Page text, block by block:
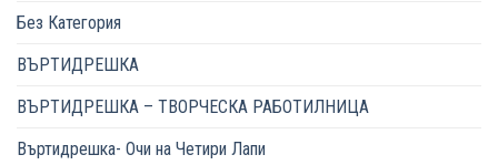
Без Категория
ВЪРТИДРЕШКА
ВЪРТИДРЕШКА – ТВОРЧЕСКА РАБОТИЛНИЦА
Въртидрешка- Очи на Четири Лапи